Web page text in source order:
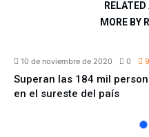
MORE BY
10 de noviembre de 2020 0
Superan las 184 mil
en el sureste del país